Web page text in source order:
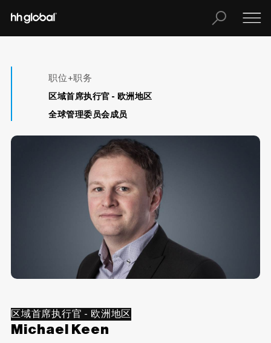
区域首席执行官 - 欧洲地区
Michael Keen
职位+职务
区域首席执行官 - 欧洲地区
全球管理委员会成员